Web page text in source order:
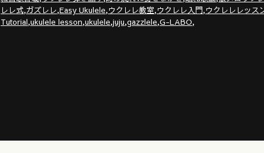
レレ式,ガズレレ,Easy Ukulele,ウクレレ教室,ウクレレ入門,ウクレレレッス
Tutorial,ukulele lesson,ukulele,juju,gazzlele,G-LABO,